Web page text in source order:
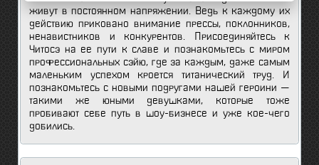
живут в постоянном напряжении. Ведь к каждому их
действию приковано внимание прессы, поклонников,
ненавистников и конкурентов. Присоединяйтесь к
Читосэ на ее пути к славе и познакомьтесь с миром
профессиональных сэйю, где за каждым, даже самым
маленьким успехом кроется титанический труд. И
познакомьтесь с новыми подругами нашей героини —
такими же юными девушками, которые тоже
пробивают себе путь в шоу-бизнесе и уже кое-чего
добились.